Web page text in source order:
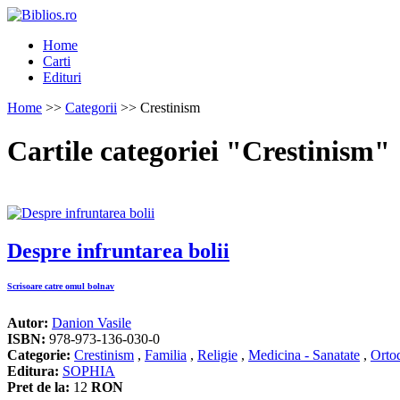
Home
Carti
Edituri
Home >> Categorii >> Crestinism
Cartile categoriei "Crestinism"
Despre infruntarea bolii
Scrisoare catre omul bolnav
Autor: Danion Vasile
ISBN: 978-973-136-030-0
Categorie: Crestinism , Familia , Religie , Medicina - Sanatate ,
Editura: SOPHIA
Pret de la: 12 RON